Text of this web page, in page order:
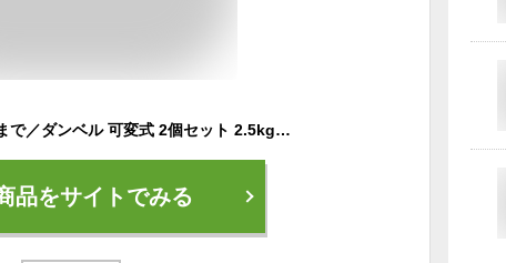
＼最大10%OFF ~2/1まで／ダンベル 可変式 2個セット 2.5kg 5kg 7.5kg 10kg 15kg 25kg ×2個【1年保証】クローム加工 スチール製 スタイリッシュ ダンベルセット 鉄アレイ 筋トレ 宅トレ ウェイトトレーニング アームカール 二頭筋 三頭筋 STEADY ST131
品をサイトでみる